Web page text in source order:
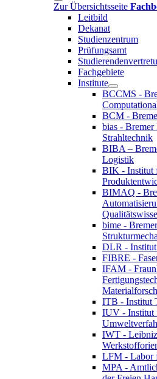
Zur Übersichtsseite
Leitbild
Dekanat
Studienzentrum
Prüfungsamt
Fachgebiete
Institute
BCCMS -
BCM -
bias -
Strahltechnik
BIBA –
Logistik
BIK - Institut
BIMAQ -
bime -
DLR - Institut
FIBRE -
IFAM -
ITB - Institut
IUV - Institut
IWT -
LFM - Labor
MPA -